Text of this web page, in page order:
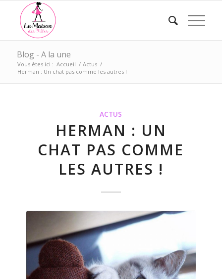
Blog - A la une
Vous êtes ici : Accueil / Actus /
Herman : Un chat pas comme les autres !
ACTUS
HERMAN : UN
CHAT PAS COMME
LES AUTRES !